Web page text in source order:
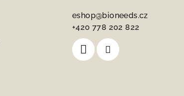
eshop@bioneeds.cz
+420 778 202 822